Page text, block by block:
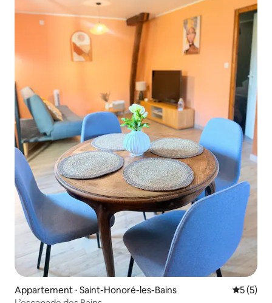
Appartement ⋅ Saint-Honoré-les-Bains
5 (5)